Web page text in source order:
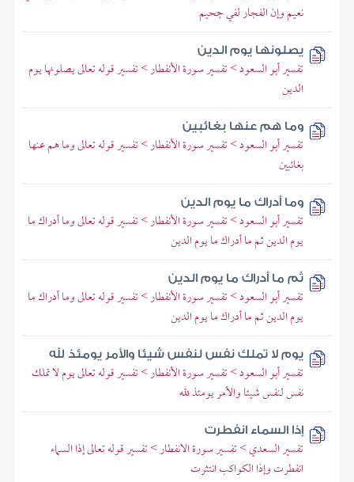
نعيم وإن الفجار لفي جحيم
يصلونها يوم الدين
تفسير أبو السعود > تفسير سورة الأنفطار > تفسير قوله تعالى يصلونها يوم
الدين
وما هم عنها بغائبين
تفسير أبو السعود > تفسير سورة الأنفطار > تفسير قوله تعالى وما هم عنها
بغائبين
وما أدراك ما يوم الدين
تفسير أبو السعود > تفسير سورة الأنفطار > تفسير قوله تعالى وما أدراك ما
يوم الدين ثم ما أدراك ما يوم الدين
ثم ما أدراك ما يوم الدين
تفسير أبو السعود > تفسير سورة الأنفطار > تفسير قوله تعالى وما أدراك ما
يوم الدين ثم ما أدراك ما يوم الدين
يوم لا تملك نفس لنفس شيئا والأمر يومئذ لله
تفسير أبو السعود > تفسير سورة الأنفطار > تفسير قوله تعالى يوم لا تملك
نفس لنفس شيئا والأمر يومئذ لله
إذا السماء انفطرت
تفسير السعدي > تفسير سورة الانفطار > تفسير قوله تعالى إذا السماء
انفطرت وإذا الكواكب انتثرت